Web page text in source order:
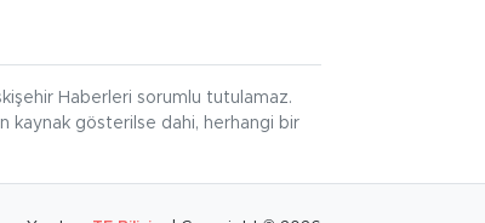
Haberleri sorumlu tutulamaz.
kaynak gösterilse dahi, herhangi bir